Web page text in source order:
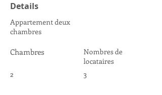
Details
Appartement deux
chambres
Chambres
2
Nombres de
locataires
3